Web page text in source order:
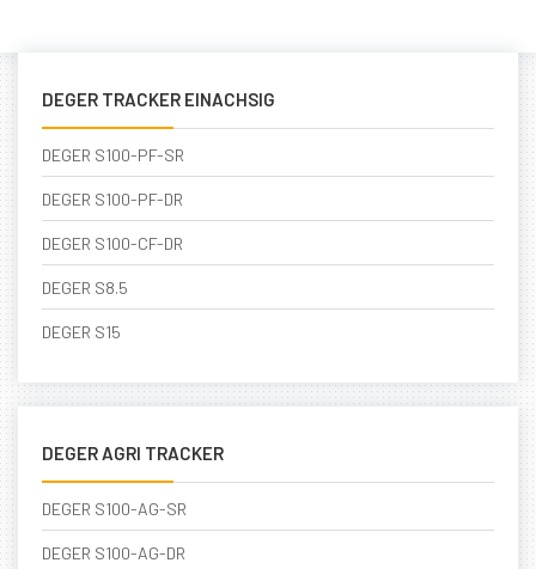
DEGER TRACKER EINACHSIG
DEGER S100-PF-SR
DEGER S100-PF-DR
DEGER S100-CF-DR
DEGER S8.5
DEGER S15
DEGER AGRI TRACKER
DEGER S100-AG-SR
DEGER S100-AG-DR